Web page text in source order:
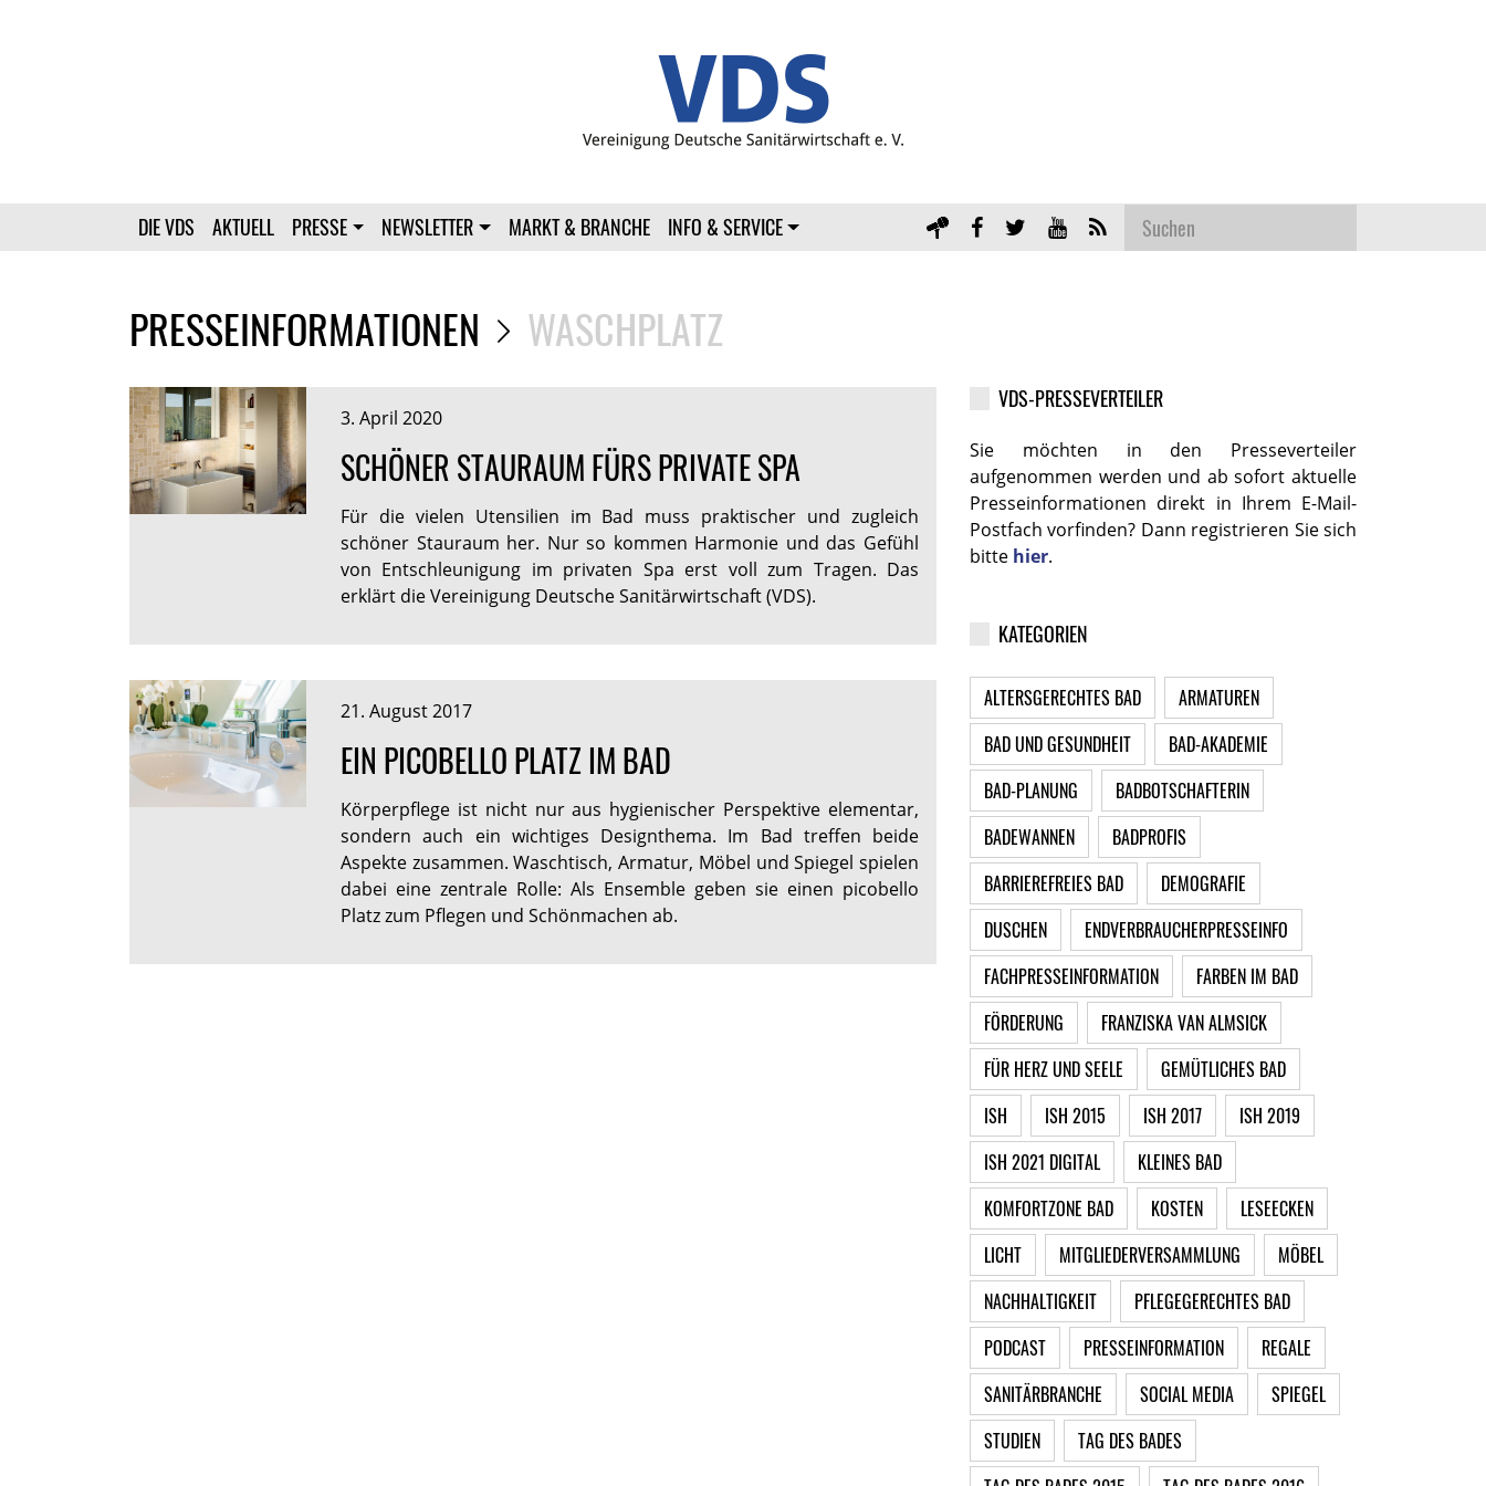
DIE VDS AKTUELL PRESSE NEWSLETTER MARKT & BRANCHE INFO & SERVICE
PRESSEINFORMATIONEN WASCHPLATZ
3. April 2020
SCHÖNER STAURAUM FÜRS PRIVATE SPA
Für die vielen Utensilien im Bad muss praktischer und zugleich
schöner Stauraum her. Nur so kommen Harmonie und das Gefühl
von Entschleunigung im privaten Spa erst voll zum Tragen. Das
erklärt die Vereinigung Deutsche Sanitärwirtschaft (VDS).
21. August 2017
EIN PICOBELLO PLATZ IM BAD
Körperpflege ist nicht nur aus hygienischer Perspektive elementar,
sondern auch ein wichtiges Designthema. Im Bad treffen beide
Aspekte zusammen. Waschtisch, Armatur, Möbel und Spiegel spielen
dabei eine zentrale Rolle: Als Ensemble geben sie einen picobello
Platz zum Pflegen und Schönmachen ab.
VDS-PRESSEVERTEILER
Sie möchten in den Presseverteiler
aufgenommen werden und ab sofort aktuelle
Presseinformationen direkt in Ihrem E-Mail-
Postfach vorfinden? Dann registrieren Sie sich
bitte hier.
KATEGORIEN
ALTERSGERECHTES BAD
ARMATUREN
BAD UND GESUNDHEIT
BAD-AKADEMIE
BAD-PLANUNG
BADBOTSCHAFTERIN
BADEWANNEN
BADPROFIS
BARRIEREFREIES BAD
DEMOGRAFIE
DUSCHEN
ENDVERBRAUCHERPRESSEINFO
FACHPRESSEINFORMATION
FARBEN IM BAD
FÖRDERUNG
FRANZISKA VAN ALMSICK
FÜR HERZ UND SEELE
GEMÜTLICHES BAD
ISH
ISH 2015 ISH 2017
ISH 2019
ISH 2021 DIGITAL
KLEINES BAD
KOMFORTZONE BAD
KOSTEN
LESEECKEN
LICHT
MITGLIEDERVERSAMMLUNG
MÖBEL
NACHHALTIGKEIT
PFLEGEGERECHTES BAD
PODCAST
PRESSEINFORMATION
REGALE
SANITÄRBRANCHE
SOCIAL MEDIA
SPIEGEL
STUDIEN
TAG DES BADES